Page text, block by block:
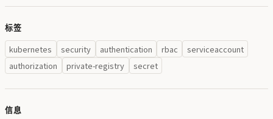
标签
kubernetes security authentication rbac
serviceaccount
authorization
private-registry secret
信息